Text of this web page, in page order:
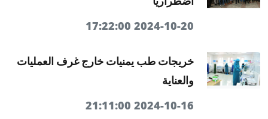
2024-10-20 17:22:00
خريجات طب يمنيات خارج غرف العمليات
والعناية
2024-10-16 21:11:00